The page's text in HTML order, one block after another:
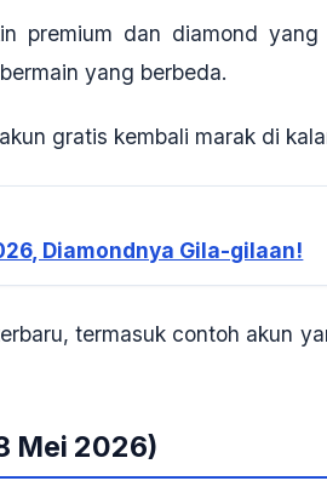
premium dan diamond yang
yang berbeda.
gratis kembali marak di
Diamondnya Gila-gilaan!
termasuk contoh akun
Mei 2026)